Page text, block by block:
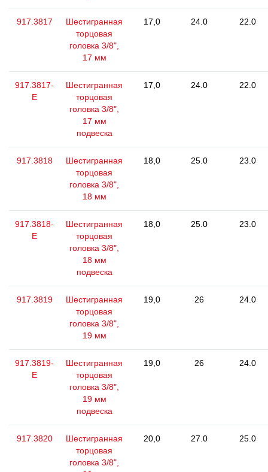
917.3817
Шестигранная
торцовая
головка 3/8",
17 мм
17,0 24.0 22.0
917.3817-
E
Шестигранная
торцовая
головка 3/8",
17 мм
подвеска
17,0 24.0 22.0
917.3818
Шестигранная
торцовая
головка 3/8",
18 мм
18,0 25.0 23.0
917.3818-
E
Шестигранная
торцовая
головка 3/8",
18 мм
подвеска
18,0 25.0 23.0
917.3819
Шестигранная
торцовая
головка 3/8",
19 мм
19,0 26 24.0
917.3819-
E
Шестигранная
торцовая
головка 3/8",
19 мм
подвеска
19,0 26 24.0
917.3820
Шестигранная
торцовая
головка 3/8",
20,0 27.0 25.0